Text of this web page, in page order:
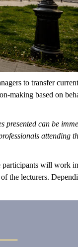
to transfer
making based on
presented can be
attending
participants will work
the lecturers.